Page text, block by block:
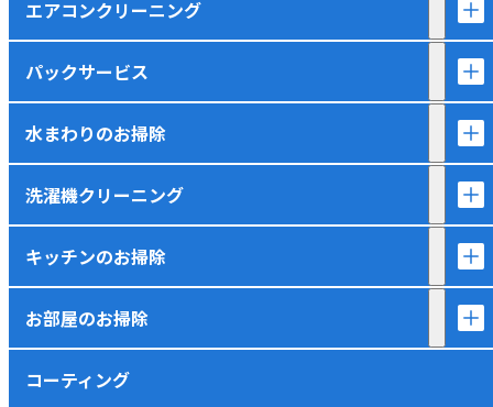
エアコンクリーニング
パックサービス
水まわりのお掃除
洗濯機クリーニング
キッチンのお掃除
お部屋のお掃除
コーティング